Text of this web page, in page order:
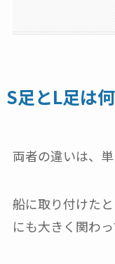
S足とL足は
両者の違いは、
船に取り付けた
にも大きく関わっ